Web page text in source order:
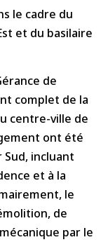
le cadre du
et du basilaire
de
complet de la
centre-ville de
ont été
Sud, incluant
et à la
le
de
par le